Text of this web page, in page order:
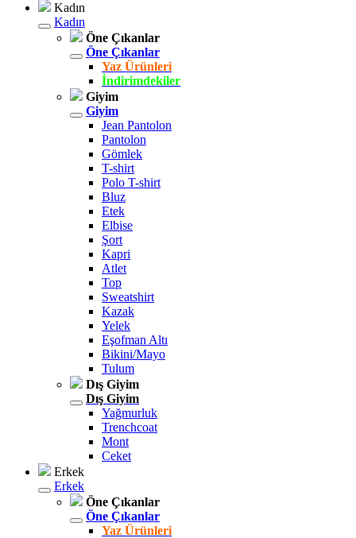
Kadın
Kadın
Öne Çıkanlar
Öne Çıkanlar
Yaz Ürünleri
İndirimdekiler
Giyim
Giyim
Jean Pantolon
Pantolon
Gömlek
T-shirt
Polo T-shirt
Bluz
Etek
Elbise
Şort
Kapri
Atlet
Top
Sweatshirt
Kazak
Yelek
Eşofman Altı
Bikini/Mayo
Tulum
Dış Giyim
Dış Giyim
Yağmurluk
Trenchcoat
Mont
Ceket
Erkek
Erkek
Öne Çıkanlar
Öne Çıkanlar
Yaz Ürünleri